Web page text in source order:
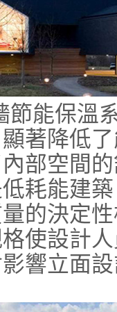
節能保溫
著降低
部空間
耗能建
的決定
使設計
影響立面